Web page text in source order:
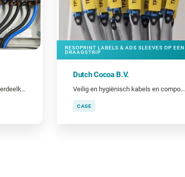
Identificatie binnen regel- en verdeelkasten
RESOPRINT LABELS & ADS SLEEVES OP EEN
DRAAGSTRIP
Dutch Cocoa B.V.
Veilig en hygiënisch kabels en componenten coderen
CASE